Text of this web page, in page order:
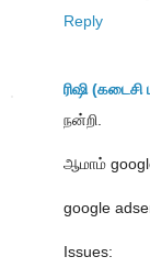
Reply
ரிஷி
நன்றி.
ஆமாம்
google
Issues: